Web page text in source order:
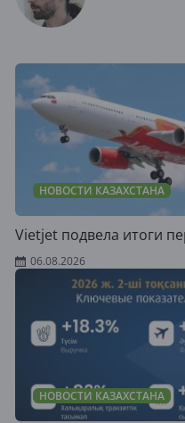
НОВОСТИ КАЗАХСТАНА
Vietjet подвела итоги
06.08.2026
НОВОСТИ КАЗАХСТАНА